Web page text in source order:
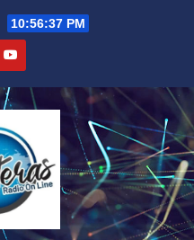
10:56:38 PM